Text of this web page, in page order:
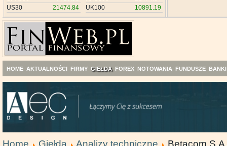
US30
21474.84
UK100
10891.19
HOME AKTUALNOŚCI FIRMY GIEŁDA FOREX NOTOWANIA FUNDUSZE BANKI
Home Giełda Analizy techniczne
Betacom